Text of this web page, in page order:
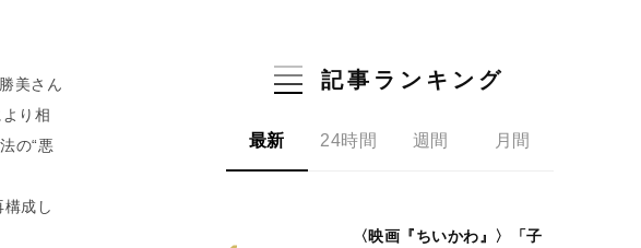
美さん
り相
の“悪
構成し
記事ランキング
最新 24時間 週間 月間
〈映画『ちいかわ』〉「子